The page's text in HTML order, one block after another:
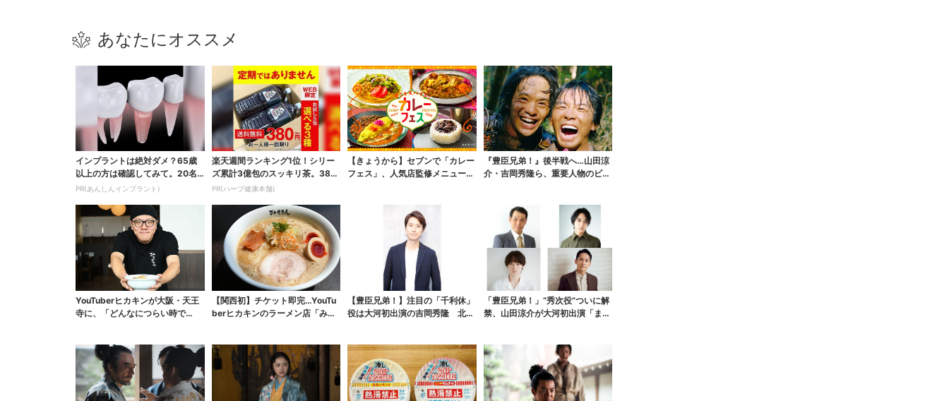
あなたにオススメ
インプラントは絶対ダメ？65歳
以上の方は確認してみて。20名
の歯科医師監修のガイ...
PR(あんしんインプラント)
楽天週間ランキング1位！シリー
ズ累計3億包のスッキリ茶。380
円でお試し
PR(ハーブ健康本舗)
【きょうから】セブンで「カレー
フェス」、人気店監修メニューな
『豊臣兄弟！』後半戦へ…山田涼
介・吉岡秀隆ら、重要人物のビジ
YouTuberヒカキンが大阪・天王
寺に、「どんなにつらい時で
【関西初】チケット即完…YouTu
berヒカキンのラーメン店「みそ
【豊臣兄弟！】注目の「千利休」
役は大河初出演の吉岡秀隆 北条
「豊臣兄弟！」“秀次役”ついに解
禁、山田涼介が大河初出演「まさ